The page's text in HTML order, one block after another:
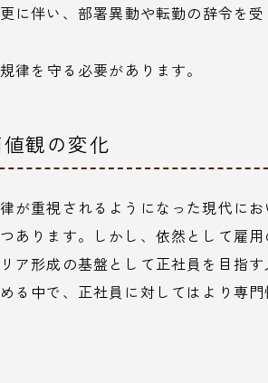
に伴い、部署異動や転勤の辞令を受
律を守る必要があります。
観の変化
が重視されるようになった現代にお
あります。しかし、依然として雇用
ア形成の基盤として正社員を目指す
る中で、正社員に対してはより専門